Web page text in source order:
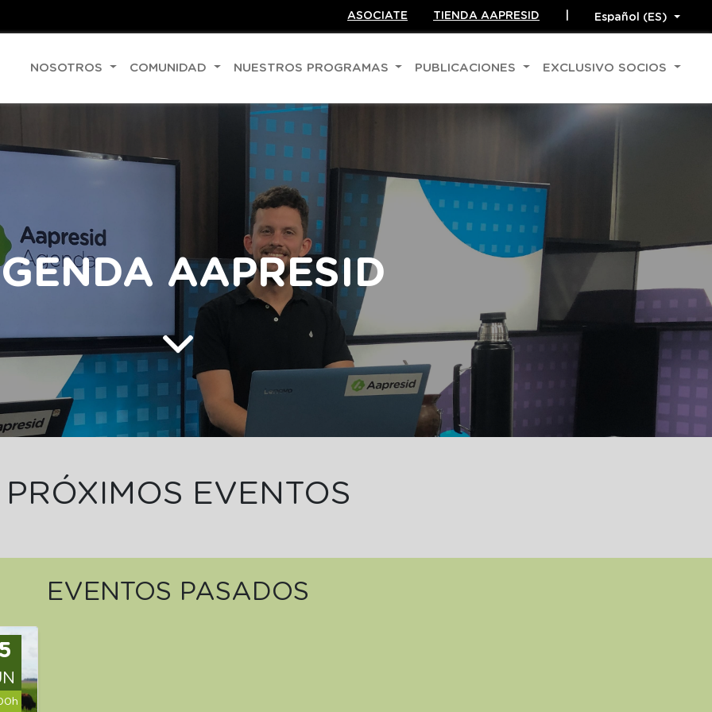
ASOCIATE TIENDA AAPRESID
NOSOTROS COMUNIDAD NUESTROS PROGRAMAS PUBLICACIONES EXCLUSIVO SOCIOS
AAPRESID
PRÓXIMOS EVENTOS
EVENTOS PASADOS